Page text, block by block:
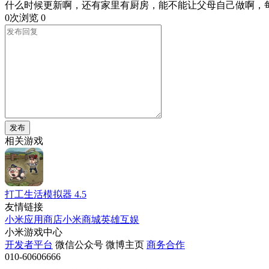
什么时候更新啊，还有家里有厨房，能不能让父母自己做啊，
0次浏览 0
发布
相关游戏
打工生活模拟器 4.5
友情链接
小米应用商店小米商城英雄互娱
小米游戏中心
开发者平台 微信公众号 微博主页 商务合作
010-60606666